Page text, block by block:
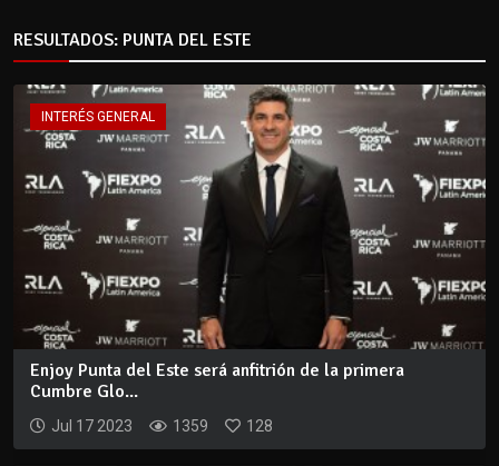
RESULTADOS: PUNTA DEL ESTE
INTERÉS GENERAL
Enjoy Punta del Este será anfitrión de la primera
Cumbre Glo...
Jul 17 2023 1359 128